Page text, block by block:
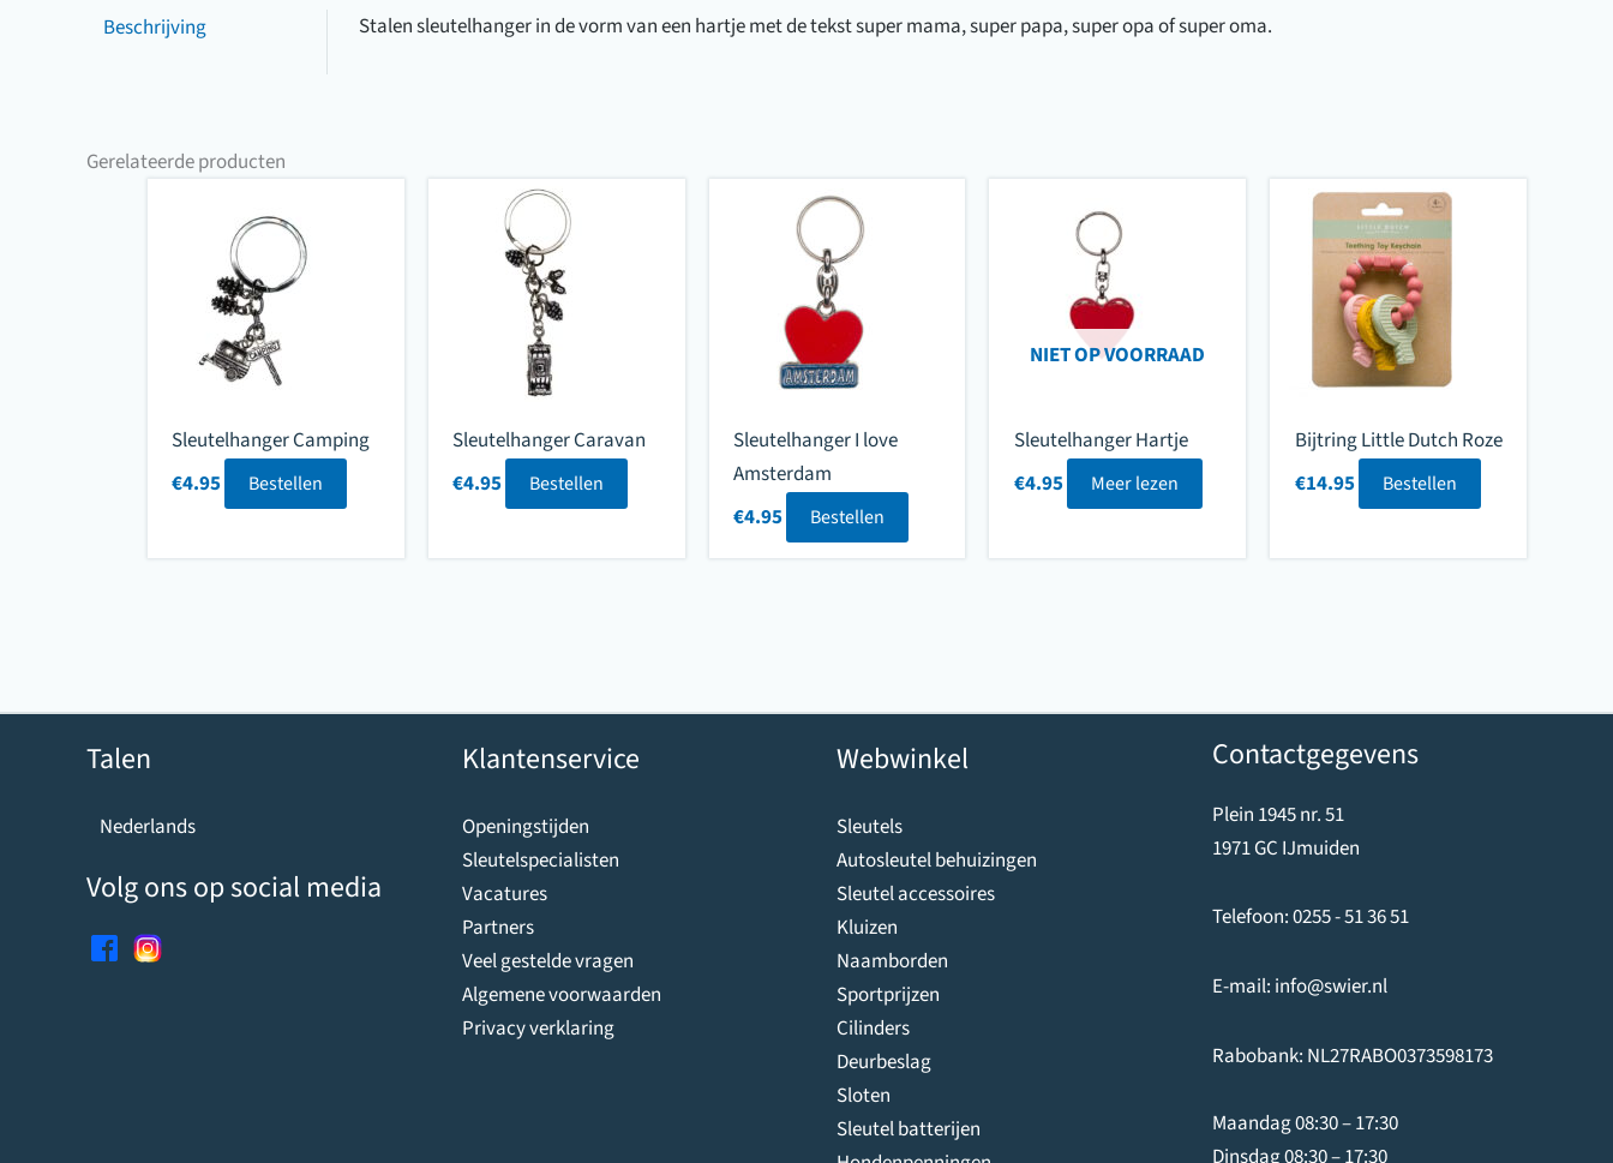
Beschrijving Stalen sleutelhanger in de vorm van een hartje met de tekst super mama, super papa, super opa of super oma.
Gerelateerde producten
Sleutelhanger Camping
€4.95 Bestellen
Sleutelhanger Caravan
€4.95 Bestellen
Sleutelhanger I love
Amsterdam
€4.95 Bestellen
NIET OP VOORRAAD
Sleutelhanger Hartje
€4.95 Meer lezen
Bijtring Little Dutch Roze
€14.95 Bestellen
Talen
Nederlands
Volg ons op social media
Klantenservice
Openingstijden
Sleutelspecialisten
Vacatures
Partners
Veel gestelde vragen
Algemene voorwaarden
Privacy verklaring
Webwinkel
Sleutels
Autosleutel behuizingen
Sleutel accessoires
Kluizen
Naamborden
Sportprijzen
Cilinders
Deurbeslag
Sloten
Sleutel batterijen
Contactgegevens
Plein 1945 nr. 51
1971 GC IJmuiden
Telefoon:0255 - 51 36 51
E-mail: info@swier.nl
Rabobank: NL27RABO0373598173
Maandag 08:30 – 17:30
Dinsdag 08:30 – 17:30